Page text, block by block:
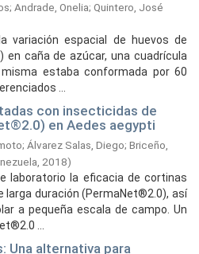
; Andrade, Onelia; Quintero, José
variación espacial de huevos de
en caña de azúcar, una cuadrícula
estaba conformada por 60
...
con insecticidas de
en Aedes aegypti
; Álvarez Salas, Diego; Briceño,
2018)
laboratorio la eficacia de cortinas
duración (PermaNet®2.0), así
a pequeña escala de campo. Un
...
Una alternativa para